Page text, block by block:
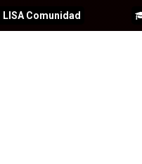
LISA Comunidad